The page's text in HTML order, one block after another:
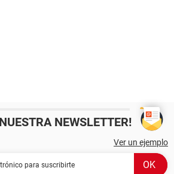
NEWSLETTER!
Ver un ejemplo